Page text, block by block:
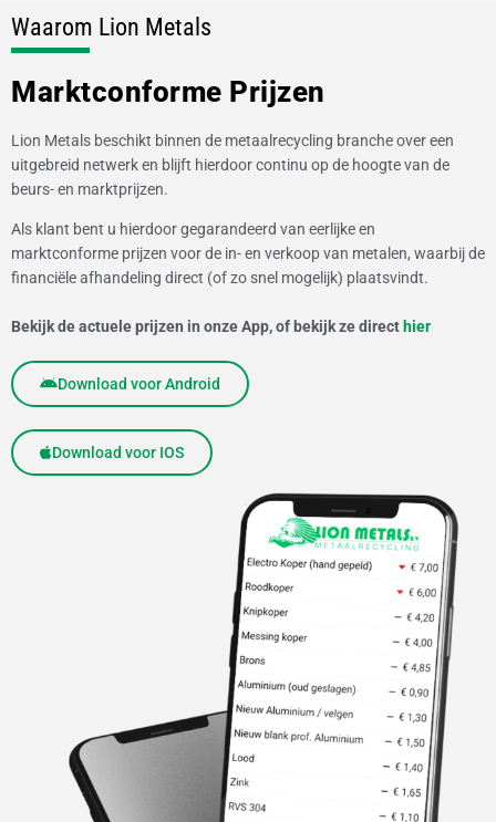
Waarom Lion Metals
Marktconforme Prijzen
Lion Metals beschikt binnen de metaalrecycling branche over een
uitgebreid netwerk en blijft hierdoor continu op de hoogte van de
beurs- en marktprijzen.
Als klant bent u hierdoor gegarandeerd van eerlijke en
marktconforme prijzen voor de in- en verkoop van metalen, waarbij de
financiële afhandeling direct (of zo snel mogelijk) plaatsvindt.
Bekijk de actuele prijzen in onze App, of bekijk ze direct hier
Download voor Android
Download voor IOS